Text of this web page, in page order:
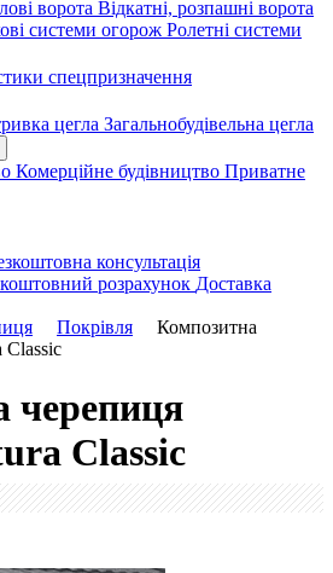
ворота Відкатні, розпашні ворота
системи огорож Ролетні системи
спецпризначення
цегла Загальнобудівельна цегла
Комерційне будівництво Приватне
консультація
розрахунок Доставка
Покрівля
Композитна
Classic
черепиця
Classic